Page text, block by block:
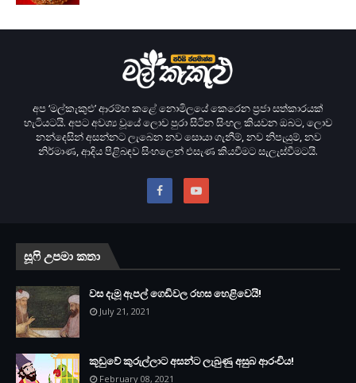
අප ‘මල්කැකුළු’ ආරම්භ කළේ නොමිලයේ කෙරෙන ප‍්‍රජා සත්කාරයක්
හැටියටයි. අපට අවශ්‍ය වූයේ ලොව පුරා සිටින සිංහල කියවන ඔබට, ලොව
නන්දෙසින් අසන්නට ලැබෙන නව සොයා ගැනීම්, නව නිපැයුම්, නව
නිර්මාණ, ආදිය පිළිබඳව සිංහලෙන් එසැණ කියවීමට සැලැස්වීමටයි.
සූෆි උපමා කතා
වස දැමූ ඇපල් ගෙඩිවල රහස හෙළිවෙයි!
July 21, 2021
කූඩුවේ කුරුල්ලාට අසන්ට ලැබුණු අසුබ ආරංචිය!
February 08, 2021